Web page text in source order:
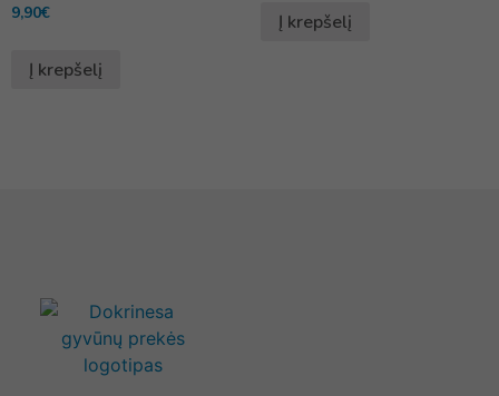
9,90€
Į krepšelį
Į krepšelį